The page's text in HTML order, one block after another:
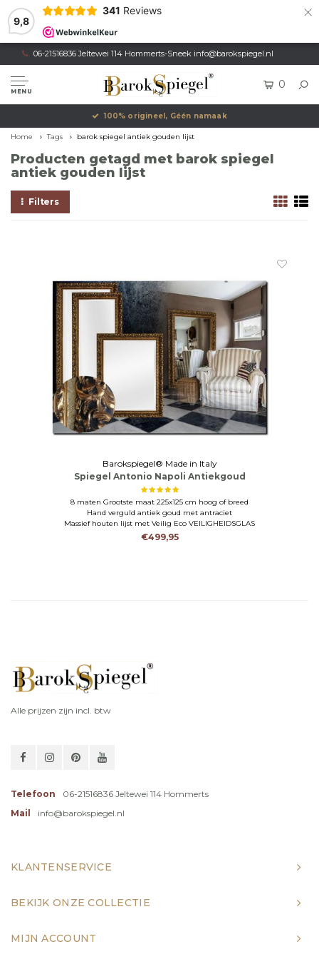
9,8
341 Reviews ×
06-21516836 Jeltewei 114 Hommerts-Sneek info@barokspiegel.nl
MENU
0
100% origineel, Géén namaak
Home Tags barok spiegel antiek gouden lijst
Producten getagd met barok spiegel
antiek gouden lijst
Filters
Barokspiegel® Made in Italy
Spiegel Antonio Napoli Antiekgoud
8 maten Grootste maat 225x125 cm hoog of breed
Hand verguld antiek goud met antraciet
Massief houten lijst met Veilig Eco VEILIGHEIDSGLAS
€499,95
Alle prijzen zijn incl. btw
Telefoon
06-21516836 Jeltewei 114 Hommerts
Mail
info@barokspiegel.nl
KLANTENSERVICE
BEKIJK ONZE COLLECTIE
MIJN ACCOUNT